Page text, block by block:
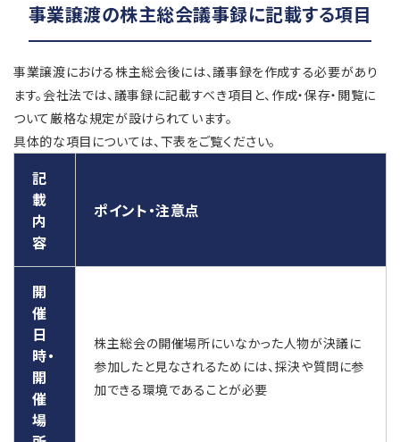
事業譲渡の株主総会議事録に記載する項目
事業譲渡における株主総会後には、議事録を作成する必要があり
ます。会社法では、議事録に記載すべき項目と、作成・保存・閲覧に
ついて厳格な規定が設けられています。
具体的な項目については、下表をご覧ください。
記
載
内
容
ポイント・注意点
開
催
日
時・
開
催
場
株主総会の開催場所にいなかった人物が決議に
参加したと見なされるためには、採決や質問に参
加できる環境であることが必要